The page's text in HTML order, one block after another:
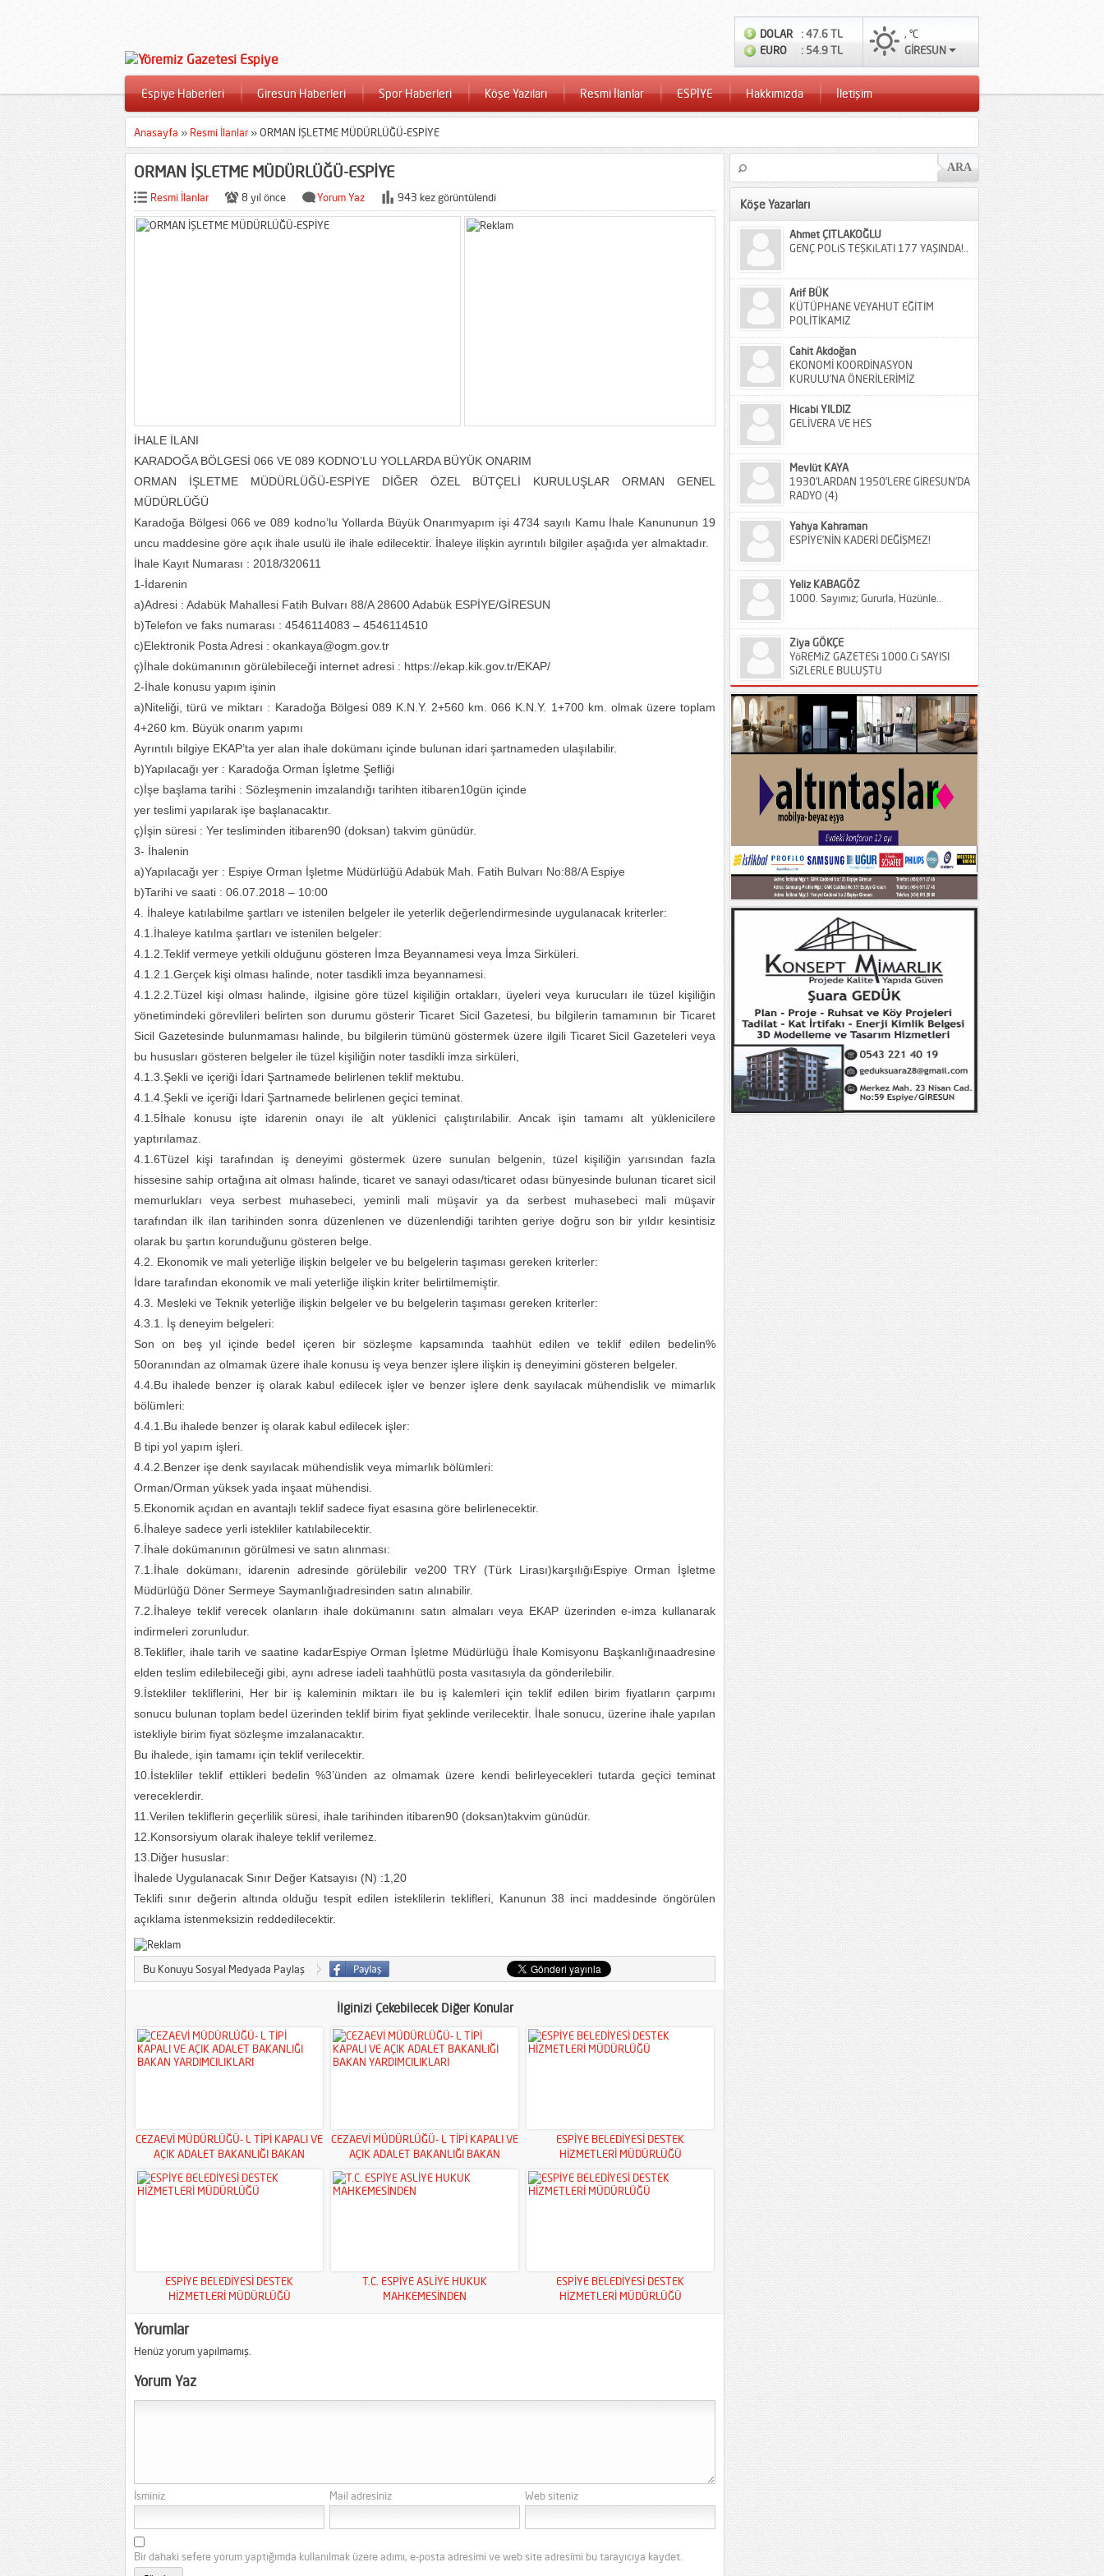
DOLAR
: 47.6 TL
EURO
: 54.9 TL
, °C
GİRESUN
Espiye Haberleri Giresun Haberleri Spor Haberleri Köşe Yazıları Resmi İlanlar ESPİYE Hakkımızda İletişim
Anasayfa » Resmi İlanlar »ORMAN İŞLETME MÜDÜRLÜĞÜ-ESPİYE
ORMAN İŞLETME MÜDÜRLÜĞÜ-ESPİYE
Resmi İlanlar 8 yıl önce Yorum Yaz 943 kez görüntülendi
İHALE İLANI
KARADOĞA BÖLGESİ 066 VE 089 KODNO’LU YOLLARDA BÜYÜK ONARIM
ORMAN İŞLETME MÜDÜRLÜĞÜ-ESPİYE DİĞER ÖZEL BÜTÇELİ KURULUŞLAR ORMAN GENEL
MÜDÜRLÜĞÜ
Karadoğa Bölgesi 066 ve 089 kodno’lu Yollarda Büyük Onarımyapım işi 4734 sayılı Kamu İhale Kanununun 19
uncu maddesine göre açık ihale usulü ile ihale edilecektir. İhaleye ilişkin ayrıntılı bilgiler aşağıda yer almaktadır.
İhale Kayıt Numarası : 2018/320611
1-İdarenin
a)Adresi : Adabük Mahallesi Fatih Bulvarı 88/A 28600 Adabük ESPİYE/GİRESUN
b)Telefon ve faks numarası : 4546114083 – 4546114510
c)Elektronik Posta Adresi : okankaya@ogm.gov.tr
ç)İhale dokümanının görülebileceği internet adresi : https://ekap.kik.gov.tr/EKAP/
2-İhale konusu yapım işinin
a)Niteliği, türü ve miktarı : Karadoğa Bölgesi 089 K.N.Y. 2+560 km. 066 K.N.Y. 1+700 km. olmak üzere toplam
4+260 km. Büyük onarım yapımı
Ayrıntılı bilgiye EKAP’ta yer alan ihale dokümanı içinde bulunan idari şartnameden ulaşılabilir.
b)Yapılacağı yer : Karadoğa Orman İşletme Şefliği
c)İşe başlama tarihi : Sözleşmenin imzalandığı tarihten itibaren10gün içinde
yer teslimi yapılarak işe başlanacaktır.
ç)İşin süresi : Yer tesliminden itibaren90 (doksan) takvim günüdür.
3- İhalenin
a)Yapılacağı yer : Espiye Orman İşletme Müdürlüğü Adabük Mah. Fatih Bulvarı No:88/A Espiye
b)Tarihi ve saati : 06.07.2018 – 10:00
4. İhaleye katılabilme şartları ve istenilen belgeler ile yeterlik değerlendirmesinde uygulanacak kriterler:
4.1.İhaleye katılma şartları ve istenilen belgeler:
4.1.2.Teklif vermeye yetkili olduğunu gösteren İmza Beyannamesi veya İmza Sirküleri.
4.1.2.1.Gerçek kişi olması halinde, noter tasdikli imza beyannamesi.
4.1.2.2.Tüzel kişi olması halinde, ilgisine göre tüzel kişiliğin ortakları, üyeleri veya kurucuları ile tüzel kişiliğin
yönetimindeki görevlileri belirten son durumu gösterir Ticaret Sicil Gazetesi, bu bilgilerin tamamının bir Ticaret
Sicil Gazetesinde bulunmaması halinde, bu bilgilerin tümünü göstermek üzere ilgili Ticaret Sicil Gazeteleri veya
bu hususları gösteren belgeler ile tüzel kişiliğin noter tasdikli imza sirküleri,
4.1.3.Şekli ve içeriği İdari Şartnamede belirlenen teklif mektubu.
4.1.4.Şekli ve içeriği İdari Şartnamede belirlenen geçici teminat.
4.1.5İhale konusu işte idarenin onayı ile alt yüklenici çalıştırılabilir. Ancak işin tamamı alt yüklenicilere
yaptırılamaz.
4.1.6Tüzel kişi tarafından iş deneyimi göstermek üzere sunulan belgenin, tüzel kişiliğin yarısından fazla
hissesine sahip ortağına ait olması halinde, ticaret ve sanayi odası/ticaret odası bünyesinde bulunan ticaret sicil
memurlukları veya serbest muhasebeci, yeminli mali müşavir ya da serbest muhasebeci mali müşavir
tarafından ilk ilan tarihinden sonra düzenlenen ve düzenlendiği tarihten geriye doğru son bir yıldır kesintisiz
olarak bu şartın korunduğunu gösteren belge.
4.2. Ekonomik ve mali yeterliğe ilişkin belgeler ve bu belgelerin taşıması gereken kriterler:
İdare tarafından ekonomik ve mali yeterliğe ilişkin kriter belirtilmemiştir.
4.3. Mesleki ve Teknik yeterliğe ilişkin belgeler ve bu belgelerin taşıması gereken kriterler:
4.3.1. İş deneyim belgeleri:
Son on beş yıl içinde bedel içeren bir sözleşme kapsamında taahhüt edilen ve teklif edilen bedelin%
50oranından az olmamak üzere ihale konusu iş veya benzer işlere ilişkin iş deneyimini gösteren belgeler.
4.4.Bu ihalede benzer iş olarak kabul edilecek işler ve benzer işlere denk sayılacak mühendislik ve mimarlık
bölümleri:
4.4.1.Bu ihalede benzer iş olarak kabul edilecek işler:
B tipi yol yapım işleri.
4.4.2.Benzer işe denk sayılacak mühendislik veya mimarlık bölümleri:
Orman/Orman yüksek yada inşaat mühendisi.
5.Ekonomik açıdan en avantajlı teklif sadece fiyat esasına göre belirlenecektir.
6.İhaleye sadece yerli istekliler katılabilecektir.
7.İhale dokümanının görülmesi ve satın alınması:
7.1.İhale dokümanı, idarenin adresinde görülebilir ve200 TRY (Türk Lirası)karşılığıEspiye Orman İşletme
Müdürlüğü Döner Sermeye Saymanlığıadresinden satın alınabilir.
7.2.İhaleye teklif verecek olanların ihale dokümanını satın almaları veya EKAP üzerinden e-imza kullanarak
indirmeleri zorunludur.
8.Teklifler, ihale tarih ve saatine kadarEspiye Orman İşletme Müdürlüğü İhale Komisyonu Başkanlığınaadresine
elden teslim edilebileceği gibi, aynı adrese iadeli taahhütlü posta vasıtasıyla da gönderilebilir.
9.İstekliler tekliflerini, Her bir iş kaleminin miktarı ile bu iş kalemleri için teklif edilen birim fiyatların çarpımı
sonucu bulunan toplam bedel üzerinden teklif birim fiyat şeklinde verilecektir. İhale sonucu, üzerine ihale yapılan
istekliyle birim fiyat sözleşme imzalanacaktır.
Bu ihalede, işin tamamı için teklif verilecektir.
10.İstekliler teklif ettikleri bedelin %3’ünden az olmamak üzere kendi belirleyecekleri tutarda geçici teminat
vereceklerdir.
11.Verilen tekliflerin geçerlilik süresi, ihale tarihinden itibaren90 (doksan)takvim günüdür.
12.Konsorsiyum olarak ihaleye teklif verilemez.
13.Diğer hususlar:
İhalede Uygulanacak Sınır Değer Katsayısı (N) :1,20
Teklifi sınır değerin altında olduğu tespit edilen isteklilerin teklifleri, Kanunun 38 inci maddesinde öngörülen
açıklama istenmeksizin reddedilecektir.
Bu Konuyu Sosyal Medyada Paylaş
İlginizi Çekebilecek Diğer Konular
CEZAEVİ MÜDÜRLÜĞÜ- L TİPİ KAPALI VE
AÇIK ADALET BAKANLIĞI BAKAN
CEZAEVİ MÜDÜRLÜĞÜ- L TİPİ KAPALI VE
AÇIK ADALET BAKANLIĞI BAKAN
ESPİYE BELEDİYESİ DESTEK
HİZMETLERİ MÜDÜRLÜĞÜ
ESPİYE BELEDİYESİ DESTEK
HİZMETLERİ MÜDÜRLÜĞÜ
T.C. ESPİYE ASLİYE HUKUK
MAHKEMESİNDEN
ESPİYE BELEDİYESİ DESTEK
HİZMETLERİ MÜDÜRLÜĞÜ
Yorumlar
Henüz yorum yapılmamış.
Yorum Yaz
İsminiz Mail adresiniz Web siteniz
Bir dahaki sefere yorum yaptığımda kullanılmak üzere adımı, e-posta adresimi ve web site adresimi bu tarayıcıya kaydet.
Köşe Yazarları
Ahmet ÇITLAKOĞLU
GENÇ POLiS TEŞKiLATI 177 YAŞINDA!..
Arif BÜK
KÜTÜPHANE VEYAHUT EĞİTİM
POLİTİKAMIZ
Cahit Akdoğan
EKONOMİ KOORDİNASYON
KURULU’NA ÖNERİLERİMİZ
Hicabi YILDIZ
GELİVERA VE HES
Mevlüt KAYA
1930’LARDAN 1950’LERE GİRESUN’DA
RADYO (4)
Yahya Kahraman
ESPİYE’NİN KADERİ DEĞİŞMEZ!
Yeliz KABAGÖZ
1000. Sayımız; Gururla, Hüzünle..
Ziya GÖKÇE
YöREMiZ GAZETESi 1000.Ci SAYISI
SiZLERLE BULUŞTU